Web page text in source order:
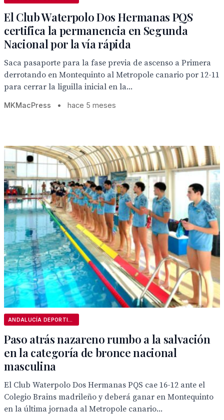
El Club Waterpolo Dos Hermanas PQS
certifica la permanencia en Segunda
Nacional por la vía rápida
Saca pasaporte para la fase previa de ascenso a Primera
derrotando en Montequinto al Metropole canario por 12-11
para cerrar la liguilla inicial en la...
MKMacPress • hace 5 meses
Paso atrás nazareno rumbo a la salvación
en la categoría de bronce nacional
masculina
El Club Waterpolo Dos Hermanas PQS cae 16-12 ante el
Colegio Brains madrileño y deberá ganar en Montequinto
en la última jornada al Metropole canario...